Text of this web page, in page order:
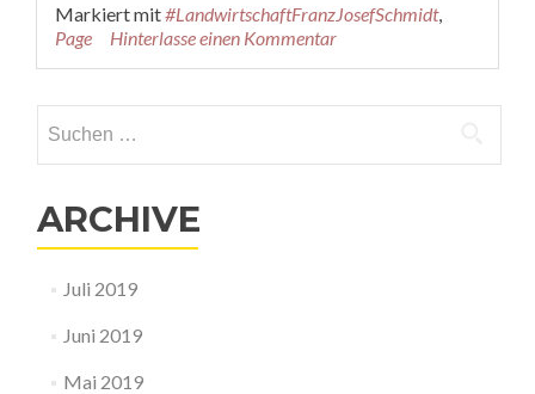
Markiert mit#LandwirtschaftFranzJosefSchmidt,
Page
Hinterlasse einen Kommentar
ARCHIVE
Juli 2019
Juni 2019
Mai 2019